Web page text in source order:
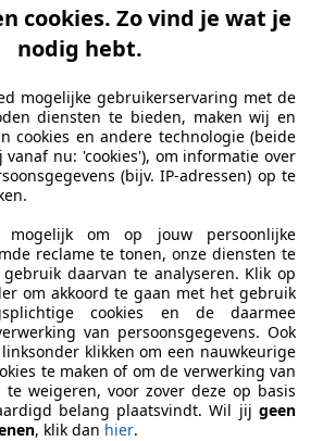
cookies. Zo vind je wat je
nodig hebt.
mogelijke gebruikerservaring met de
diensten te bieden, maken wij en
cookies en andere technologie (beide
vanaf nu: 'cookies'), om informatie over
(bijv. IP-adressen) op te
om op jouw persoonlijke
reclame te tonen, onze diensten te
daarvan te analyseren. Klik op
om akkoord te gaan met het gebruik
cookies en de daarmee
van persoonsgegevens. Ook
klikken om een nauwkeurige
te maken of om de verwerking van
te weigeren, voor zover deze op basis
belang plaatsvindt. Wil jij geen
, klik dan hier.